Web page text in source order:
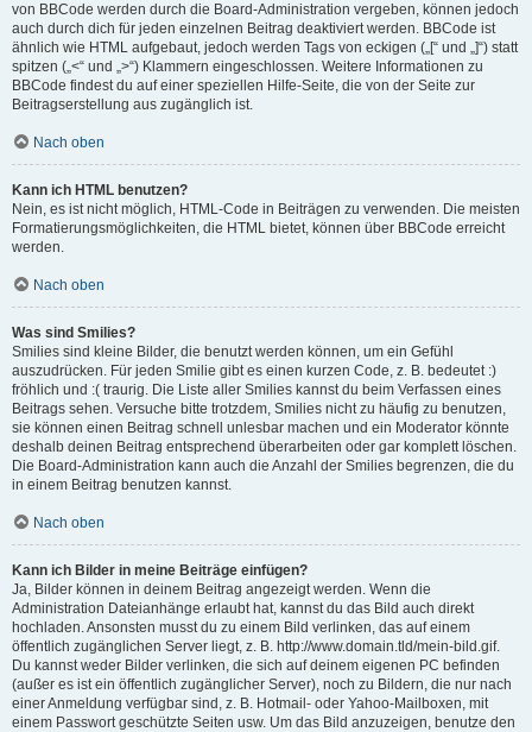
von BBCode werden durch die Board-Administration vergeben, können jedoch
auch durch dich für jeden einzelnen Beitrag deaktiviert werden. BBCode ist
ähnlich wie HTML aufgebaut, jedoch werden Tags von eckigen („[“ und „]“) statt
spitzen („<“ und „>“) Klammern eingeschlossen. Weitere Informationen zu
BBCode findest du auf einer speziellen Hilfe-Seite, die von der Seite zur
Beitragserstellung aus zugänglich ist.
Nach oben
Kann ich HTML benutzen?
Nein, es ist nicht möglich, HTML-Code in Beiträgen zu verwenden. Die meisten
Formatierungsmöglichkeiten, die HTML bietet, können über BBCode erreicht
werden.
Nach oben
Was sind Smilies?
Smilies sind kleine Bilder, die benutzt werden können, um ein Gefühl
auszudrücken. Für jeden Smilie gibt es einen kurzen Code, z. B. bedeutet :)
fröhlich und :( traurig. Die Liste aller Smilies kannst du beim Verfassen eines
Beitrags sehen. Versuche bitte trotzdem, Smilies nicht zu häufig zu benutzen,
sie können einen Beitrag schnell unlesbar machen und ein Moderator könnte
deshalb deinen Beitrag entsprechend überarbeiten oder gar komplett löschen.
Die Board-Administration kann auch die Anzahl der Smilies begrenzen, die du
in einem Beitrag benutzen kannst.
Nach oben
Kann ich Bilder in meine Beiträge einfügen?
Ja, Bilder können in deinem Beitrag angezeigt werden. Wenn die
Administration Dateianhänge erlaubt hat, kannst du das Bild auch direkt
hochladen. Ansonsten musst du zu einem Bild verlinken, das auf einem
öffentlich zugänglichen Server liegt, z. B. http://www.domain.tld/mein-bild.gif.
Du kannst weder Bilder verlinken, die sich auf deinem eigenen PC befinden
(außer es ist ein öffentlich zugänglicher Server), noch zu Bildern, die nur nach
einer Anmeldung verfügbar sind, z. B. Hotmail- oder Yahoo-Mailboxen, mit
einem Passwort geschützte Seiten usw. Um das Bild anzuzeigen, benutze den